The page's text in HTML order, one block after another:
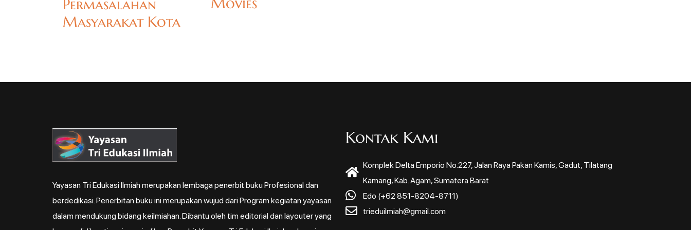
Permasalahan
Masyarakat Kota
Yayasan Tri Edukasi Ilmiah merupakan lembaga penerbit buku Profesional dan
berdedikasi. Penerbitan buku ini merupakan wujud dari Program kegiatan yayasan
dalam mendukung bidang keilmiahan. Dibantu oleh tim editorial dan layouter yang
Kontak Kami
Komplek Delta Emporio No.227, Jalan Raya Pakan Kamis, Gadut, Tilatang
Kamang, Kab. Agam, Sumatera Barat
Edo (+62 851-8204-8711)
trieduilmiah@gmail.com